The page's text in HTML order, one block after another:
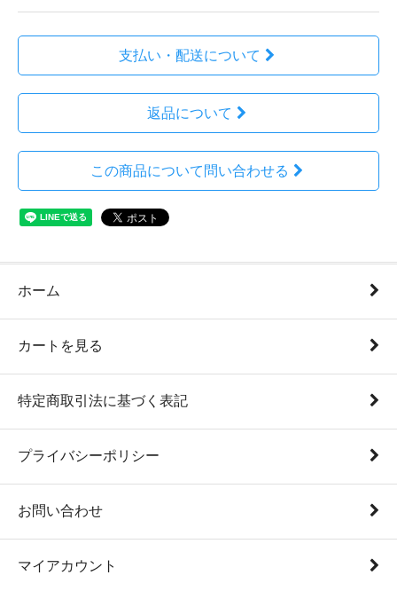
支払い・配送について
返品について
この商品について問い合わせる
ホーム
カートを見る
特定商取引法に基づく表記
プライバシーポリシー
お問い合わせ
マイアカウント